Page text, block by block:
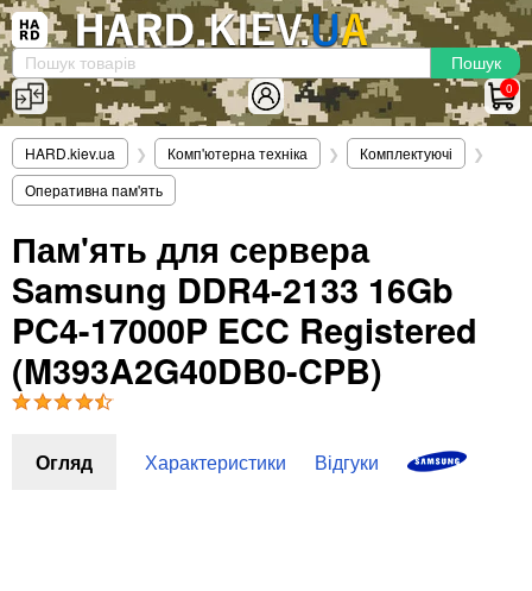
0
Вхід|Реєстрація×
(097)-938-03-73 Telegram WhatsApp
HARD.KIEV.UA
Послуги
Повернення / Обмін
Комп'ютери
Моноблоки
Персональні комп'ютери
Сервери
Процесори (CPU)
HARD.kiev.ua ❯ Комп'ютерна техніка ❯ Комплектуючі
❯
Оперативна пам'ять
Пам'ять для сервера
Samsung DDR4-2133 16Gb
PC4-17000P ECC Registered
(M393A2G40DB0-CPB)
Огляд Характеристики Відгуки